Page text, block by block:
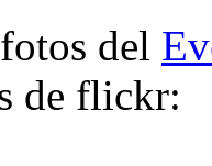
del
de flickr: